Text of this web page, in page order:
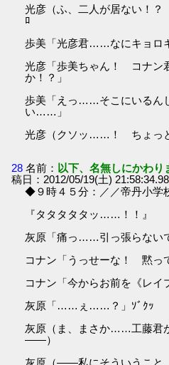
光彦（ふ、二人が居ない！
ﾛ
歩美「光彦君……なにキョロ
光彦「歩美ちゃん！ コナン
か！？」
歩美「えっ……そこにいる
い……」
光彦（クソッ……！ ちょっ
28 名前： 以下、名無しにかわ
稿日：2012/05/19(土)
◆９時４５分：／／帝丹小学
『タタタタタッ……！！』
灰原「痛っ……引っ張らない
コナン「うっせーな！ 黙っ
コナン「今からお前を《レイ
灰原「……ぇ……？」ｿﾞｸｯ
灰原（ま、まさか……工藤君
――）